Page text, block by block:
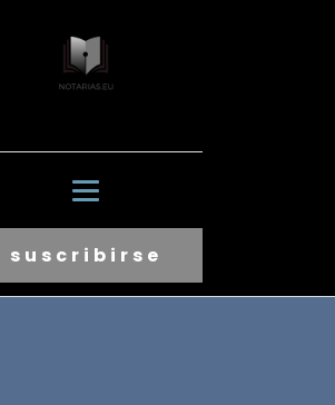
suscribirse